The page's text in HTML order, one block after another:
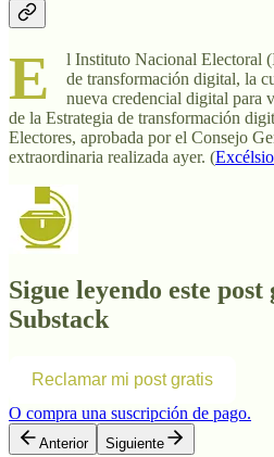
E
l Instituto Nacional Electoral
de transformación digital, la
nueva credencial digital para
de la Estrategia de transformación
Electores, aprobada por el Consejo
extraordinaria realizada ayer. (
Sigue leyendo este
Substack
Reclamar mi post gratis
O compra una suscripción de pago.
Anterior Siguiente